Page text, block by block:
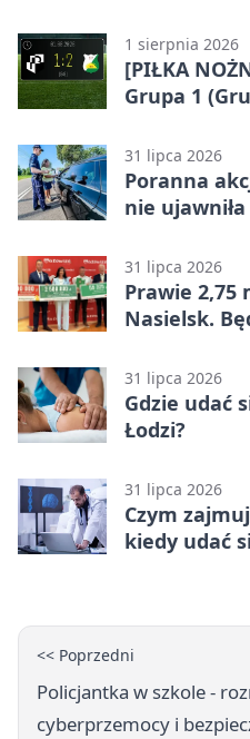
1 sierpnia 2026
[PIŁKA
Grupa 1
Mazowiecki
31 lipca 2026
Poranna
nie
31 lipca 2026
Prawie 2,75
Nasielsk.
31 lipca 2026
Gdzie udać
Łodzi?
31 lipca 2026
Czym
kiedy udać
<< Poprzedni
Policjantka w szkole -
cyberprzemocy i